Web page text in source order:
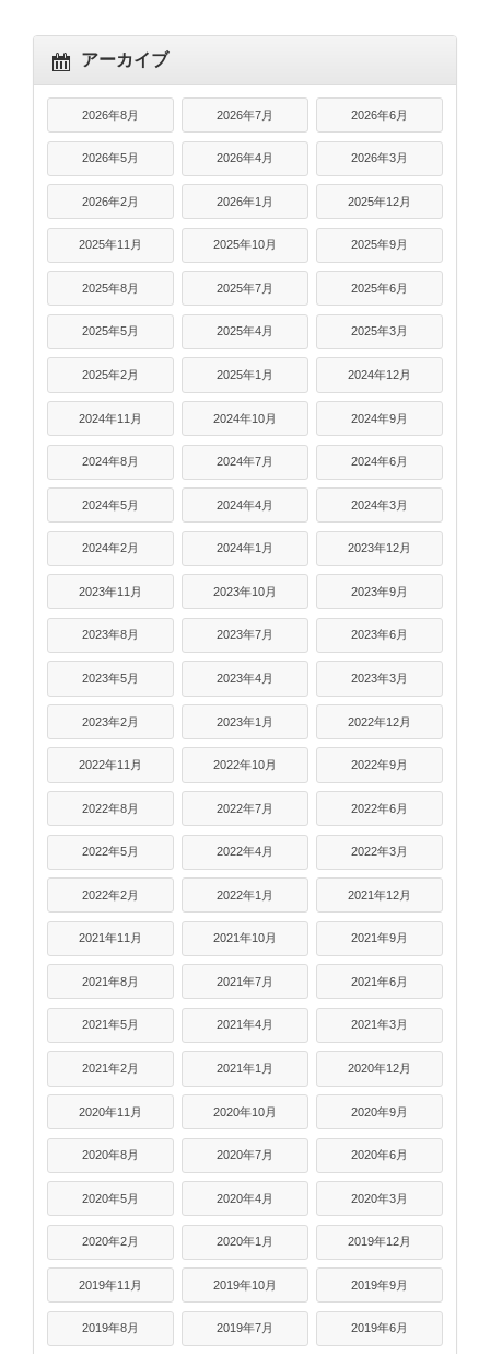
アーカイブ
2026年8月 2026年7月 2026年6月
2026年5月 2026年4月 2026年3月
2026年2月 2026年1月 2025年12月
2025年11月 2025年10月 2025年9月
2025年8月 2025年7月 2025年6月
2025年5月 2025年4月 2025年3月
2025年2月 2025年1月 2024年12月
2024年11月 2024年10月 2024年9月
2024年8月 2024年7月 2024年6月
2024年5月 2024年4月 2024年3月
2024年2月 2024年1月 2023年12月
2023年11月 2023年10月 2023年9月
2023年8月 2023年7月 2023年6月
2023年5月 2023年4月 2023年3月
2023年2月 2023年1月 2022年12月
2022年11月 2022年10月 2022年9月
2022年8月 2022年7月 2022年6月
2022年5月 2022年4月 2022年3月
2022年2月 2022年1月 2021年12月
2021年11月 2021年10月 2021年9月
2021年8月 2021年7月 2021年6月
2021年5月 2021年4月 2021年3月
2021年2月 2021年1月 2020年12月
2020年11月 2020年10月 2020年9月
2020年8月 2020年7月 2020年6月
2020年5月 2020年4月 2020年3月
2020年2月 2020年1月 2019年12月
2019年11月 2019年10月 2019年9月
2019年8月 2019年7月 2019年6月